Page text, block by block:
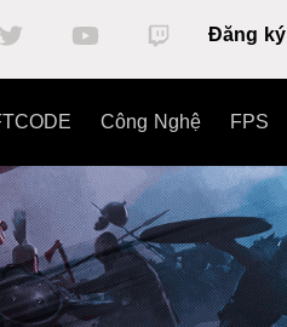
Đăng ký
Công Nghệ FPS